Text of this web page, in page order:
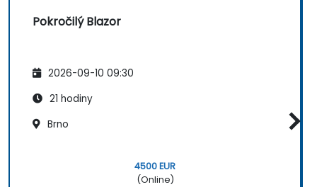
Pokročilý Blazor
2026-09-10 09:30
21 hodiny
Brno
4500 EUR
(Online)